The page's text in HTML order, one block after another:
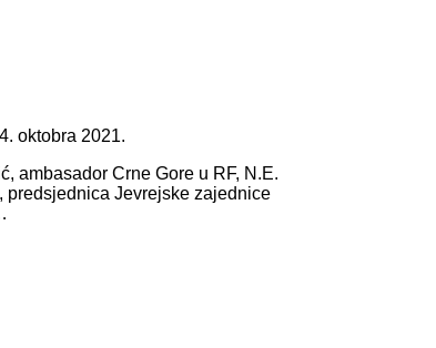
oktobra 2021.
ambasador Crne Gore u RF, N.E.
predsjednica Jevrejske zajednice